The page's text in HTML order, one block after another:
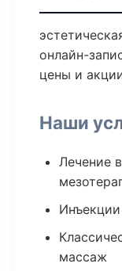
онлайн-
цены и
Наши
Лечение
массаж